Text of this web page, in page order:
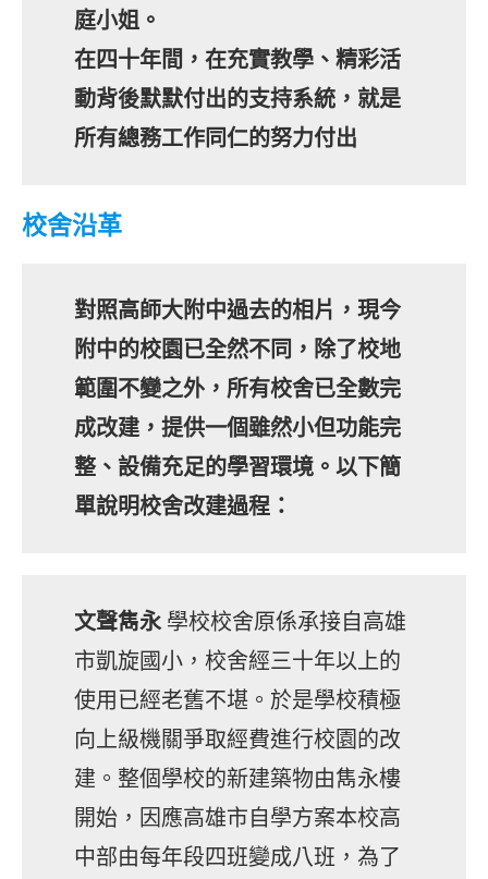
庭小姐。
在四十年間，在充實教學、精彩活
動背後默默付出的支持系統，就是
所有總務工作同仁的努力付出
校舍沿革
對照高師大附中過去的相片，現今
附中的校園已全然不同，除了校地
範圍不變之外，所有校舍已全數完
成改建，提供一個雖然小但功能完
整、設備充足的學習環境。以下簡
單說明校舍改建過程：
文聲雋永學校校舍原係承接自高雄
市凱旋國小，校舍經三十年以上的
使用已經老舊不堪。於是學校積極
向上級機關爭取經費進行校園的改
建。整個學校的新建築物由雋永樓
開始，因應高雄市自學方案本校高
中部由每年段四班變成八班，為了